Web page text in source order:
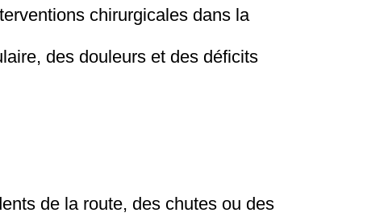
chirurgicales dans la
des douleurs et des déficits
de la route, des chutes ou des